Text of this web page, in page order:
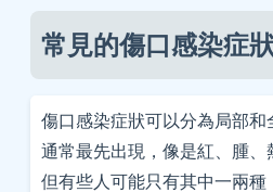
常見的傷口感染症
傷口感染症狀可以分為局部和
通常最先出現，像是紅、腫、
但有些人可能只有其中一兩種